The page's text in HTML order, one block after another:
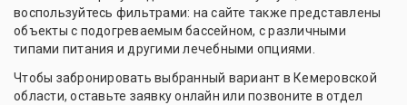
воспользуйтесь фильтрами: на сайте также представлены
объекты с подогреваемым бассейном, с различными
типами питания и другими лечебными опциями.
Чтобы забронировать выбранный вариант в Кемеровской
области, оставьте заявку онлайн или позвоните в отдел